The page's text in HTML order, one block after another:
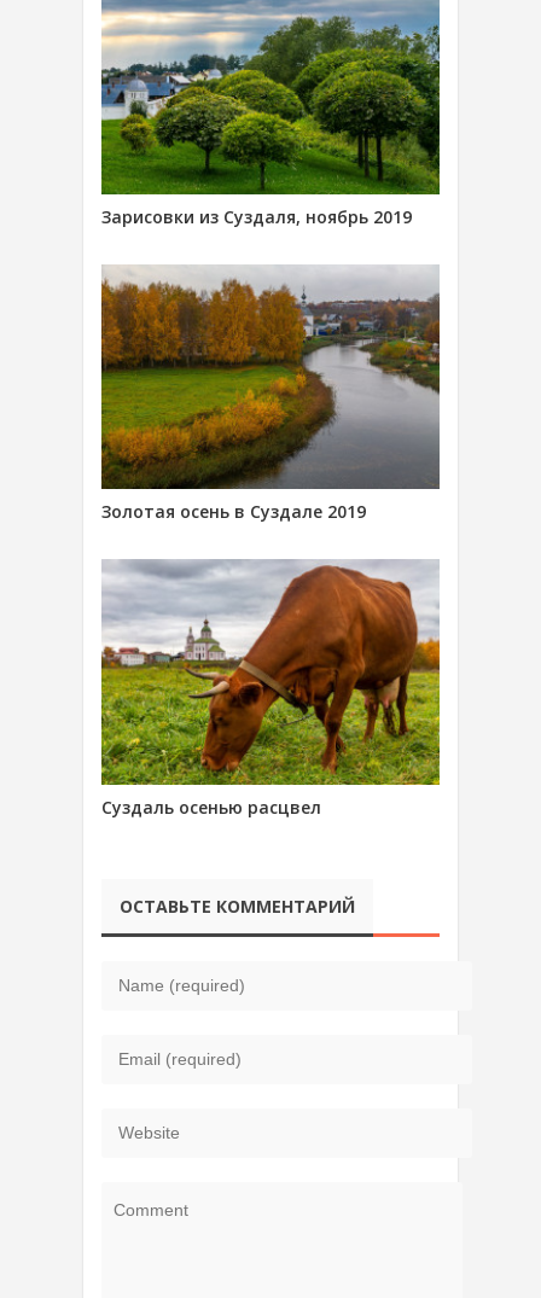
Зарисовки из Суздаля, ноябрь 2019
Золотая осень в Суздале 2019
Суздаль осенью расцвел
ОСТАВЬТЕ КОММЕНТАРИЙ